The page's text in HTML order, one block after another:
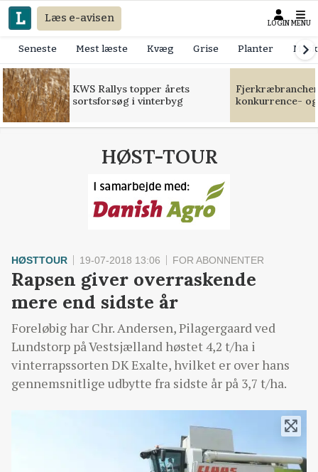
Læs e-avisen LOGIN MENU
Seneste Mest læste Kvæg Grise Planter
KWS Rallys topper årets
sortsforsøg i vinterbyg
konkurrence-
HØST-TOUR
HØSTTOUR 19-07-2018 13:06 FOR ABONNENTER
Rapsen giver overraskende
mere end sidste år
Foreløbig har Chr. Andersen, Pilagergaard ved
Lundstorp på Vestsjælland høstet 4,2 t/ha i
vinterrapssorten DK Exalte, hvilket er over hans
gennemsnitlige udbytte fra sidste år på 3,7 t/ha.